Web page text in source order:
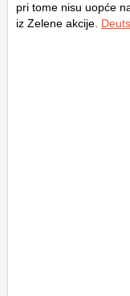
pri tome nisu uopće
iz Zelene akcije.